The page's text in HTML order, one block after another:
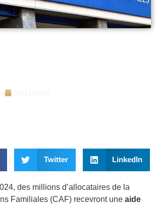
Twitter LinkedIn
des millions d’allocataires de la
Familiales (CAF) recevront une aide